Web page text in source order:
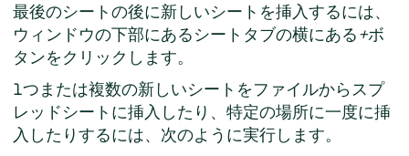
最後のシートの後に新しいシートを挿入するには、
ウィンドウの下部にあるシートタブの横にある+ボ
タンをクリックします。
1つまたは複数の新しいシートをファイルからスプ
レッドシートに挿入したり、特定の場所に一度に挿
入したりするには、次のように実行します。